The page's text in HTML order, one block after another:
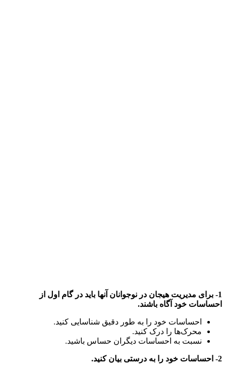
1- برای مدیریت هیجان در نوجوانان آنها باید در گام اول از
احساسات خود آگاه باشند.
احساسات خود را به طور دقیق شناسایی کنید.
محرک‌ها را درک کنید.
نسبت به احساسات دیگران حساس باشید.
2- احساسات خود را به درستی بیان کنید.